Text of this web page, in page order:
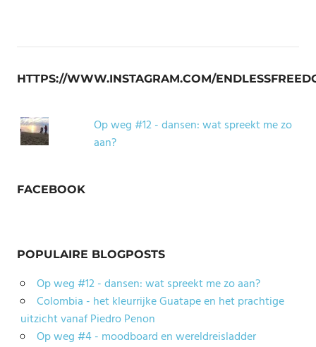
HTTPS://WWW.INSTAGRAM.COM/
Op weg #12 - dansen: wat spreekt me zo
aan?
FACEBOOK
POPULAIRE BLOGPOSTS
Op weg #12 - dansen: wat spreekt me zo aan?
Colombia - het kleurrijke Guatape en het prachtige
uitzicht vanaf Piedro Penon
Op weg #4 - moodboard en wereldreisladder